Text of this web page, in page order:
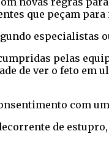
que peçam
especialistas
pelas
de ver o feto
com
de